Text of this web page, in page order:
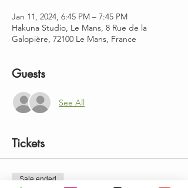
Jan 11, 2024, 6:45 PM – 7:45 PM
Hakuna Studio, Le Mans, 8 Rue de la
Galopière, 72100 Le Mans, France
Guests
See All
Tickets
Sale ended